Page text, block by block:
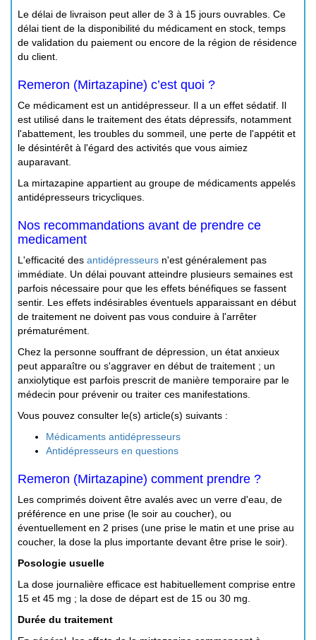
Le délai de livraison peut aller de 3 à 15 jours ouvrables. Ce
délai tient de la disponibilité du médicament en stock, temps
de validation du paiement ou encore de la région de résidence
du client.
Remeron (Mirtazapine) c’est quoi ?
Ce médicament est un antidépresseur. Il a un effet sédatif. Il
est utilisé dans le traitement des états dépressifs, notamment
l'abattement, les troubles du sommeil, une perte de l'appétit et
le désintérêt à l'égard des activités que vous aimiez
auparavant.
La mirtazapine appartient au groupe de médicaments appelés
antidépresseurs tricycliques.
Nos recommandations avant de prendre ce
medicament
L'efficacité desantidépresseurs n'est généralement pas
immédiate. Un délai pouvant atteindre plusieurs semaines est
parfois nécessaire pour que les effets bénéfiques se fassent
sentir. Les effets indésirables éventuels apparaissant en début
de traitement ne doivent pas vous conduire à l'arrêter
prématurément.
Chez la personne souffrant de dépression, un état anxieux
peut apparaître ou s'aggraver en début de traitement ; un
anxiolytique est parfois prescrit de manière temporaire par le
médecin pour prévenir ou traiter ces manifestations.
Vous pouvez consulter le(s) article(s) suivants :
Médicaments antidépresseurs
Antidépresseurs en questions
Remeron (Mirtazapine) comment prendre ?
Les comprimés doivent être avalés avec un verre d'eau, de
préférence en une prise (le soir au coucher), ou
éventuellement en 2 prises (une prise le matin et une prise au
coucher, la dose la plus importante devant être prise le soir).
Posologie usuelle
La dose journalière efficace est habituellement comprise entre
15 et 45 mg ; la dose de départ est de 15 ou 30 mg.
Durée du traitement